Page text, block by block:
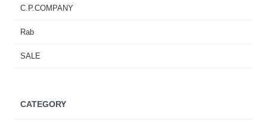
C.P.COMPANY
Rab
SALE
CATEGORY